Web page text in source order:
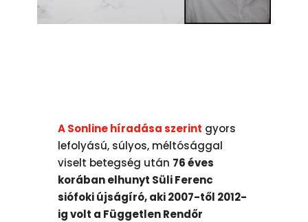
A Sonline híradása szerint gyors
lefolyású, súlyos, méltósággal
viselt betegség után 76 éves
korában elhunyt Süli Ferenc
siófoki újságíró, aki 2007-től 2012-
ig volt a Független Rendőr